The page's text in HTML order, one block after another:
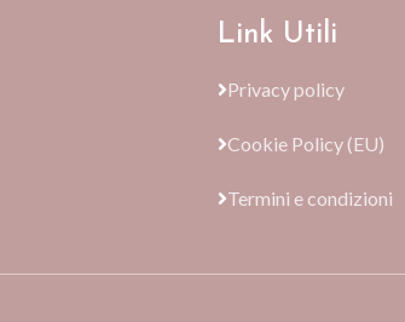
Link Utili
Privacy policy
Cookie Policy (EU)
Termini e condizioni